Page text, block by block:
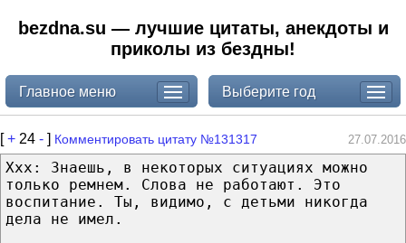
bezdna.su — лучшие цитаты, анекдоты и
приколы из бездны!
Главное меню Выберите год
[+ 24 - ] Комментировать цитату №131317 27.07.2016
Ххх: Знаешь, в некоторых ситуациях можно
только ремнем. Слова не работают. Это
воспитание. Ты, видимо, с детьми никогда
дела не имел.